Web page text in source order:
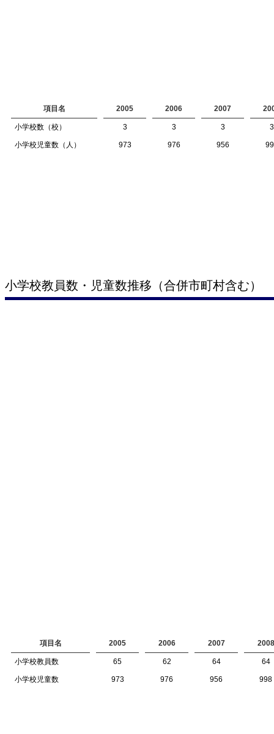
項目名 2005 2006 2007
小学校数（校） 3 3 3 3
小学校児童数（人） 973 976 956
小学校教員数・児童数推移（合併市町村含む）
項目名 2005 2006 2007 2008
小学校教員数 65 62 64 64
小学校児童数 973 976 956 998